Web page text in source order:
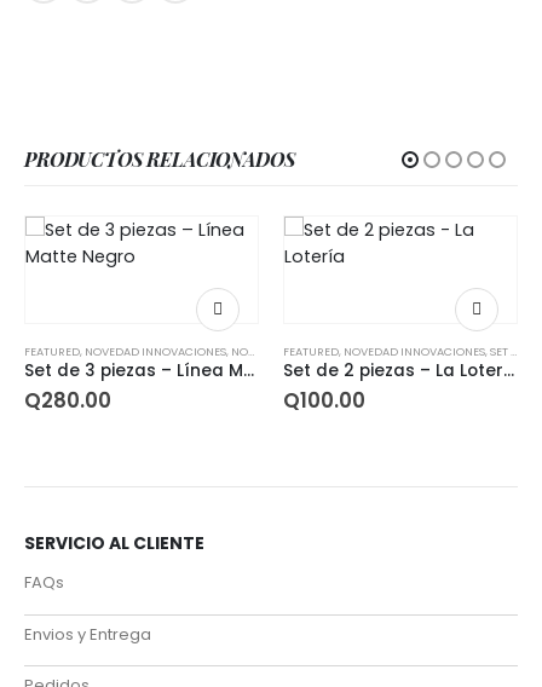
PRODUCTOS RELACIONADOS
INNOVACIONES,NOVEDAD OFERTAS ,NOVEDADES,SET COLECCIONES, SET LISAS,SET NOVEDADES
Set de 3 piezas – Línea Matte Negro
FEATURED,NOVEDAD INNOVACIONES,SET COLECCIONES ,SET
Set de 2 piezas – La Lotería
HOT
NOVEDADES,SET
SERVICIO AL CLIENTE
FAQs
Envios y Entrega